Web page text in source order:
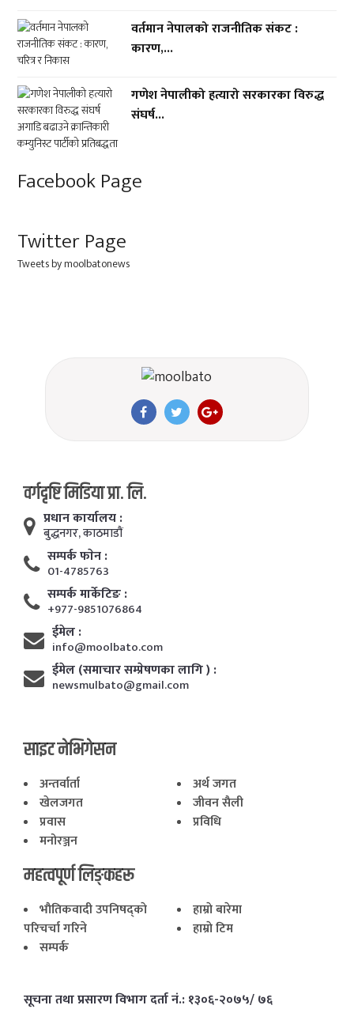
वर्तमान नेपालको राजनीतिक संकट :
कारण,...
गणेश नेपालीको हत्यारो सरकारका विरुद्ध
संघर्ष...
Facebook Page
Twitter Page
Tweets by moolbatonews
वर्गदृष्टि मिडिया प्रा. लि.
प्रधान कार्यालय :
बुद्धनगर, काठमाडाैं
सम्पर्क फाेन :
01-4785763
सम्पर्क मार्केटिङ :
+977-9851076864
ईमेल :
info@moolbato.com
ईमेल (समाचार सम्प्रेषणका लागि ) :
newsmulbato@gmail.com
साइट नेभिगेसन
अन्तर्वार्ता
अर्थ जगत
खेलजगत
जीवन सैली
प्रवास
प्रविधि
मनोरञ्जन
महत्वपूर्ण लिङ्कहरू
भाैतिकवादी उपनिषद्काे
परिचर्चा गरिने
हाम्राे बारेमा
हाम्राे टिम
सम्पर्क
सूचना तथा प्रसारण विभाग दर्ता नं.: १३०६-२०७५/ ७६